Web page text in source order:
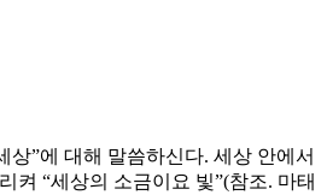
상”에 대해 말씀하신다. 세상 안에서
켜 “세상의 소금이요 빛”(참조. 마태